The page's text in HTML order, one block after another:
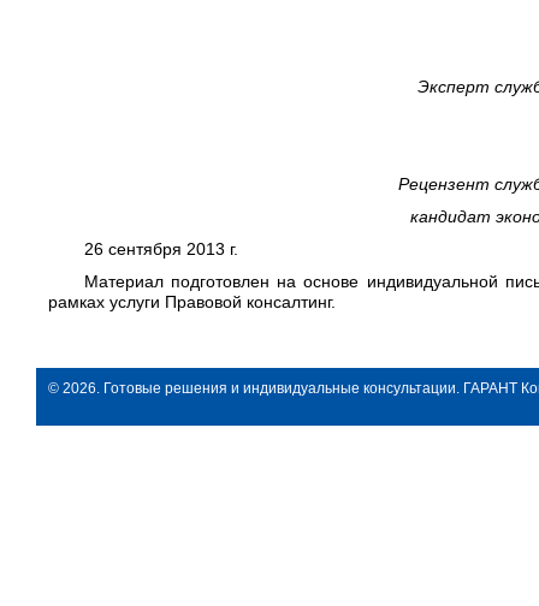
Эксперт
Рецензент
кандидат
26 сентября 2013 г.
Материал подготовлен на основе индивидуальной
рамках услуги Правовой консалтинг.
© 2026. Готовые решения и индивидуальные консультации. ГАРАНТ